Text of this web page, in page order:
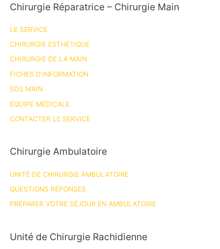
Chirurgie Réparatrice – Chirurgie Main
LE SERVICE
CHIRURGIE ESTHÉTIQUE
CHIRURGIE DE LA MAIN
FICHES D’INFORMATION
SOS MAIN
ÉQUIPE MÉDICALE
CONTACTER LE SERVICE
Chirurgie Ambulatoire
UNITÉ DE CHIRURGIE AMBULATOIRE
QUESTIONS RÉPONSES
PRÉPARER VOTRE SÉJOUR EN AMBULATOIRE
Unité de Chirurgie Rachidienne